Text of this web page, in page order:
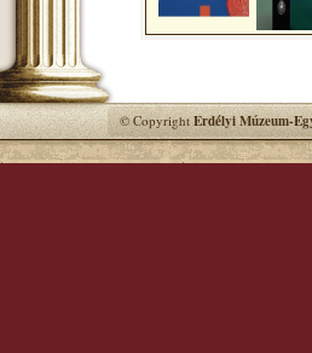
© CopyrightErdélyi Múzeum-